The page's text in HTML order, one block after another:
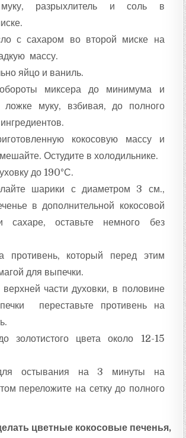
разрыхлитель и соль в
с сахаром во второй миске на
массу.
яйцо и ваниль.
миксера до минимума и
ложке муку, взбивая, до полного
кокосовую массу и
Остудите в холодильнике.
до 190°С.
шарики с диаметром 3 см.,
в дополнительной кокосовой
сахаре, оставьте немного без
противень, который перед этим
для выпечки.
части духовки, в половине
переставьте противень на
золотистого цвета около 12-15
для остывания на 3 минуты на
переложите на сетку до полного
цветные кокосовые печенья,